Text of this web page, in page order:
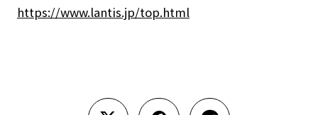
https://www.lantis.jp/top.html